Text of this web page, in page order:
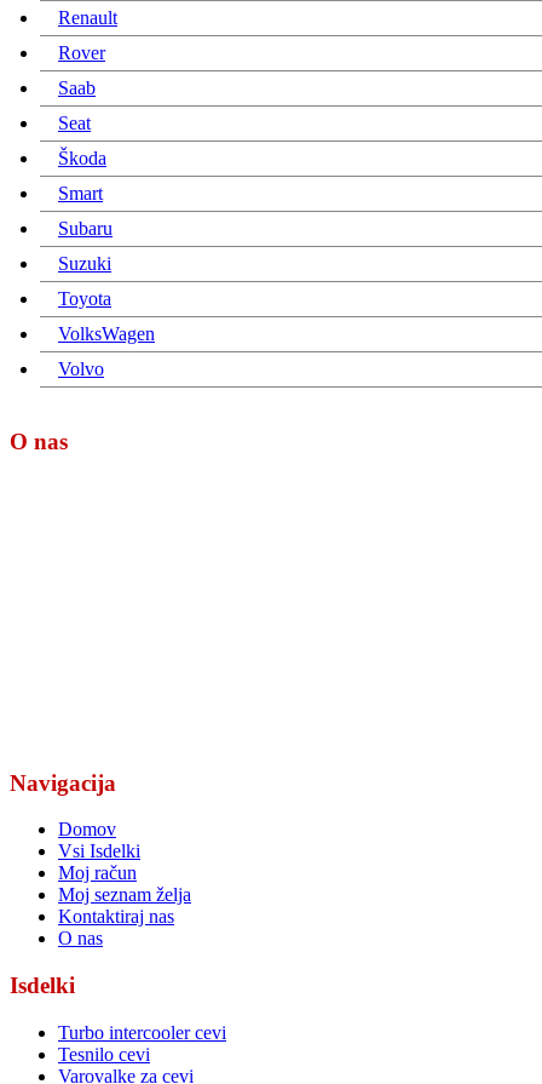
Renault
Rover
Saab
Seat
Škoda
Smart
Subaru
Suzuki
Toyota
VolksWagen
Volvo
O nas
Navigacija
Domov
Vsi Isdelki
Moj račun
Moj seznam želja
Kontaktiraj nas
O nas
Isdelki
Turbo intercooler cevi
Tesnilo cevi
Varovalke za cevi